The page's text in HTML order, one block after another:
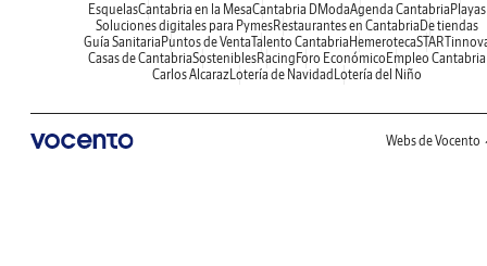
EsquelasCantabria en la MesaCantabria DModaAgenda Cantabria Playas
Soluciones digitales para PymesRestaurantes en Cantabria De tiendas
Guía Sanitaria Puntos de VentaTalento Cantabria Hemeroteca
Casas de CantabriaSosteniblesRacing Foro Económico Empleo Cantabria
Carlos AlcarazLotería de Navidad Lotería del Niño
Webs de Vocento